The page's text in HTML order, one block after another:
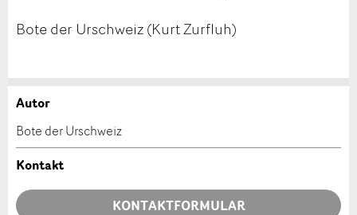
Bote der Urschweiz (Kurt Zurfluh)
Anzeige beanstanden
Ihr Feedback wird sehr geschätzt!
Allgemeines Feedback
Anzeige weiterempfehlen
Empfehlen Sie diese Anzeige an Freunde weiter.
Autor
Bote der Urschweiz
Kontakt
KONTAKTFORMULAR